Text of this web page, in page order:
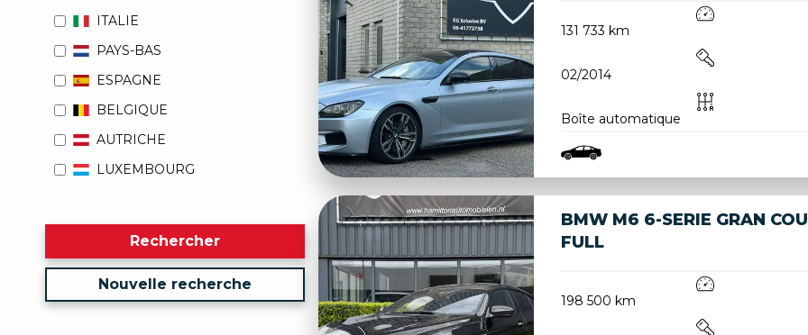
ITALIE
PAYS-BAS
ESPAGNE
BELGIQUE
AUTRICHE
LUXEMBOURG
Rechercher
Nouvelle recherche
131 733 km
02/2014
Boîte automatique
BMW M6 6-SERIE GRAN
FULL
198 500 km